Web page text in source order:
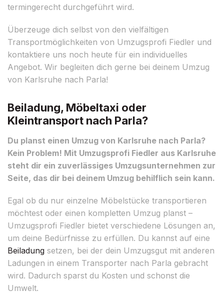
termingerecht durchgeführt wird.
Überzeuge dich selbst von den vielfältigen
Transportmöglichkeiten von Umzugsprofi Fiedler und
kontaktiere uns noch heute für ein individuelles
Angebot. Wir begleiten dich gerne bei deinem Umzug
von Karlsruhe nach Parla!
Beiladung, Möbeltaxi oder
Kleintransport nach Parla?
Du planst einen Umzug von Karlsruhe nach Parla?
Kein Problem! Mit Umzugsprofi Fiedler aus Karlsruhe
steht dir ein zuverlässiges Umzugsunternehmen zur
Seite, das dir bei deinem Umzug behilflich sein kann.
Egal ob du nur einzelne Möbelstücke transportieren
möchtest oder einen kompletten Umzug planst –
Umzugsprofi Fiedler bietet verschiedene Lösungen an,
um deine Bedürfnisse zu erfüllen. Du kannst auf eine
Beiladung setzen, bei der dein Umzugsgut mit anderen
Ladungen in einem Transporter nach Parla gebracht
wird. Dadurch sparst du Kosten und schonst die
Umwelt.